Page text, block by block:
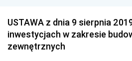
USTAWA z dnia 9 sierpnia
inwestycjach w zakresie
zewnętrznych